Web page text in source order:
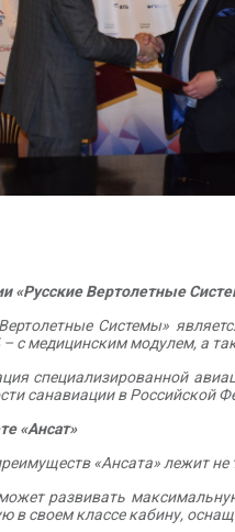
«Русские Вертолетные
Системы»
– с медицинским модулем, а
специализированной
санавиации в Российской
«Ансат»
«Ансата» лежит
развивать
в своем классе кабину,